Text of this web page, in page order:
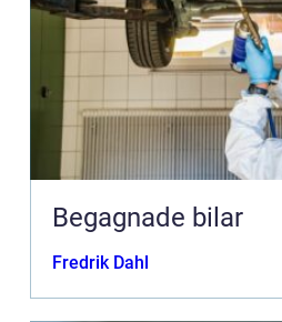
Begagnade bilar
Fredrik Dahl